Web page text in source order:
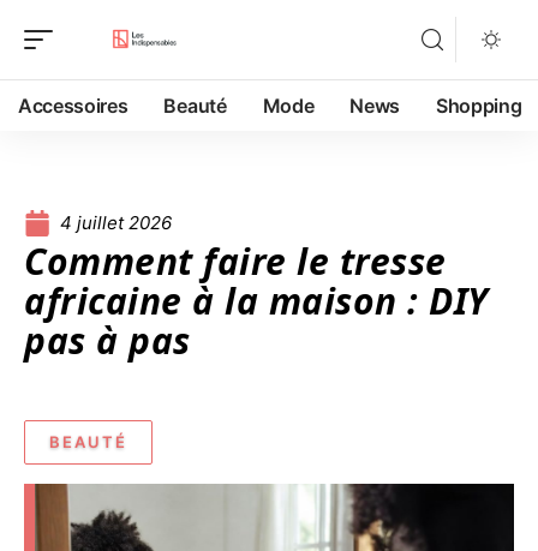
Accessoires Beauté Mode News Shopping
4 juillet 2026
Comment faire le tresse
africaine à la maison : DIY
pas à pas
BEAUTÉ